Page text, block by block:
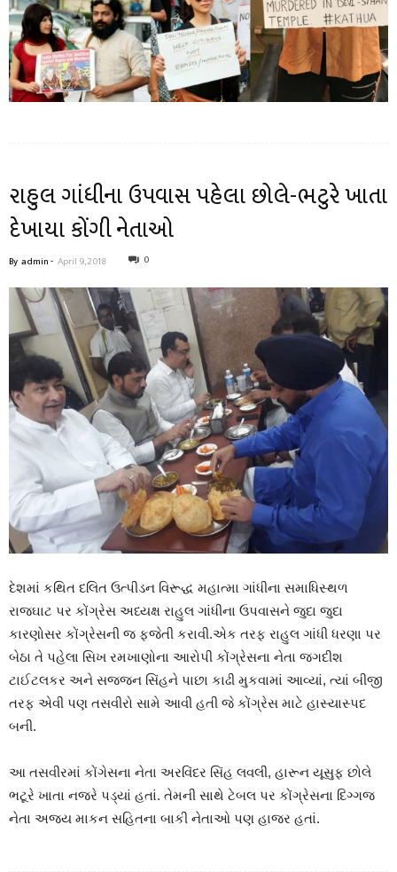
રાહુલ ગાંધીના ઉપવાસ પહેલા છોલે-ભટુરે ખાતા
દેખાયા કોંગી નેતાઓ
By admin- April 9, 2018 0
દેશમાં કથિત દલિત ઉત્પીડન વિરૂદ્ધ મહાત્મા ગાંધીના સમાધિસ્થળ
રાજઘાટ પર કોંગ્રેસ અધ્યક્ષ રાહુલ ગાંધીના ઉપવાસને જુદા જુદા
કારણોસર કોંગ્રેસની જ ફજેતી કરાવી.એક તરફ રાહુલ ગાંધી ધરણા પર
બેઠા તે પહેલા સિખ રમખાણોના આરોપી કોંગ્રેસના નેતા જગદીશ
ટાઈટલકર અને સજ્જન સિંહને પાછા કાઢી મુકવામાં આવ્યાં, ત્યાં બીજી
તરફ એવી પણ તસવીરો સામે આવી હતી જે કોંગ્રેસ માટે હાસ્યાસ્પદ
બની.
આ તસવીરમાં કોંગેસના નેતા અરવિંદર સિંહ લવલી, હારૂન યૂસુફ છોલે
ભટૂરે ખાતા નજરે પડ્યાં હતાં. તેમની સાથે ટેબલ પર કોંગ્રેસના દિગ્ગજ
નેતા અજય માકન સહિતના બાકી નેતાઓ પણ હાજર હતાં.